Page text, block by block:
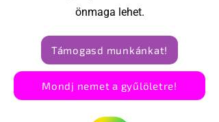
önmaga lehet.
Támogasd munkánkat!
Mondj nemet a gyűlöletre!